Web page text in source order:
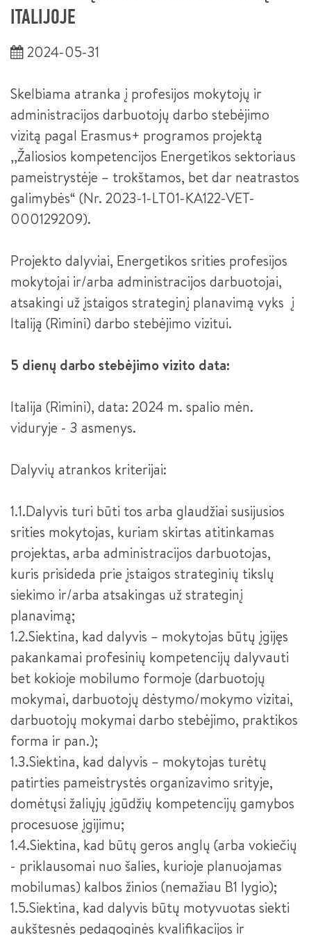
METALO APDIRBIMO STAKLIŲ OPERATORIUS
METALO APDIRBIMO STAKLIŲ OPERATORIUS III LYGIS
ŠALTKALVIS
ŠALTKALVIS III LYGIS
ŠALTKALVIS II LYGIS
ROBOTINIŲ SISTEMŲ INTEGRACIJOS TECHNIKAS (2026 M.
PRIĖMIMAS)
PEDAGOGO PADĖJĖJAS
MAKETUOTOJAS
KOMPIUTERINIO PROJEKTAVIMO OPERATORIUS
JAUNESNYSIS SISTEMŲ ADMINISTRATORIUS
FINANSINIŲ PASLAUGŲ TEIKĖJAS
INDIVIDUALIOS PRIEŽIŪROS DARBUOTOJAS
IKIMOKYKLINIO UGDYMO PEDAGOGO PADĖJĖJAS
INDIVIDUALIOS PRIEŽIŪROS DARBUOTOJAS III LYGIS
VIZUALINĖS REKLAMOS GAMINTOJAS
VIRĖJAS
VIRĖJAS III LYGIS
ELEKTROS ĮRANGOS SURINKĖJAS III LYGIS (2026 M.
PRIĖMIMAS)
INFORMACINIŲ IR RYŠIŲ TECHNOLOGIJŲ APTARNAVIMO
TECHNIKAS
BIURO ADMINISTRATORIUS
E. PARDAVĖJAS-KONSULTANTAS
FLORISTAS
KONDITERIS
FLORISTO PADĖJĖJAS
NACIONALINIS MECHATRONIKOS KONKURSAS 2022
INŽINERINĖJE PRAMONĖJE“
PAMEISTRYSTĖ – TAVO PROFESIJOS PRADŽIA (TRUMPOJI
VERSIJA -LT PAVYZDYS)
PAMEISTRYSTĖ – TAVO PROFESIJOS PRADŽIA (LT, LV, EE IR
DE PAVYZDŽIAI)
FORUMAS „DUALINIS PROFESINIS MOKYMAS LIETUVOJE“
KURIANTYS LIETUVĄ. PAMEISTRYSTĖ (HODA)
„KURIANTYS LIETUVĄ. PAMEISTRYSTĖ“ (CONTINENTAL)
DUALINIS MOKYMAS - PAMEISTRYSTĖ
KOMPETENCIJŲ VERTINIMO CENTRŲ PASITELKTOS
PRAKTINĖS DALIES TVARKARAŠTIS
ITALIJOJE
2024-05-31
Skelbiama atranka į profesijos mokytojų ir
administracijos darbuotojų darbo stebėjimo
vizitą pagal Erasmus+ programos projektą
,,Žaliosios kompetencijos Energetikos sektoriaus
pameistrystėje – trokštamos, bet dar neatrastos
galimybės“ (Nr. 2023-1-LT01-KA122-VET-
000129209).
Projekto dalyviai, Energetikos srities profesijos
mokytojai ir/arba administracijos darbuotojai,
atsakingi už įstaigos strateginį planavimą vyks į
Italiją (Rimini) darbo stebėjimo vizitui.
5 dienų darbo stebėjimo vizito data:
Italija (Rimini), data: 2024 m. spalio mėn.
viduryje - 3 asmenys.
Dalyvių atrankos kriterijai:
1.1.Dalyvis turi būti tos arba glaudžiai susijusios
srities mokytojas, kuriam skirtas atitinkamas
projektas, arba administracijos darbuotojas,
kuris prisideda prie įstaigos strateginių tikslų
siekimo ir/arba atsakingas už strateginį
planavimą;
1.2.Siektina, kad dalyvis – mokytojas būtų įgijęs
pakankamai profesinių kompetencijų dalyvauti
bet kokioje mobilumo formoje (darbuotojų
mokymai, darbuotojų dėstymo/mokymo vizitai,
darbuotojų mokymai darbo stebėjimo, praktikos
forma ir pan.);
1.3.Siektina, kad dalyvis – mokytojas turėtų
patirties pameistrystės organizavimo srityje,
domėtųsi žaliųjų įgūdžių kompetencijų gamybos
procesuose įgijimu;
1.4.Siektina, kad būtų geros anglų (arba vokiečių
- priklausomai nuo šalies, kurioje planuojamas
mobilumas) kalbos žinios (nemažiau B1 lygio);
1.5.Siektina, kad dalyvis būtų motyvuotas siekti
aukštesnės pedagoginės kvalifikacijos ir